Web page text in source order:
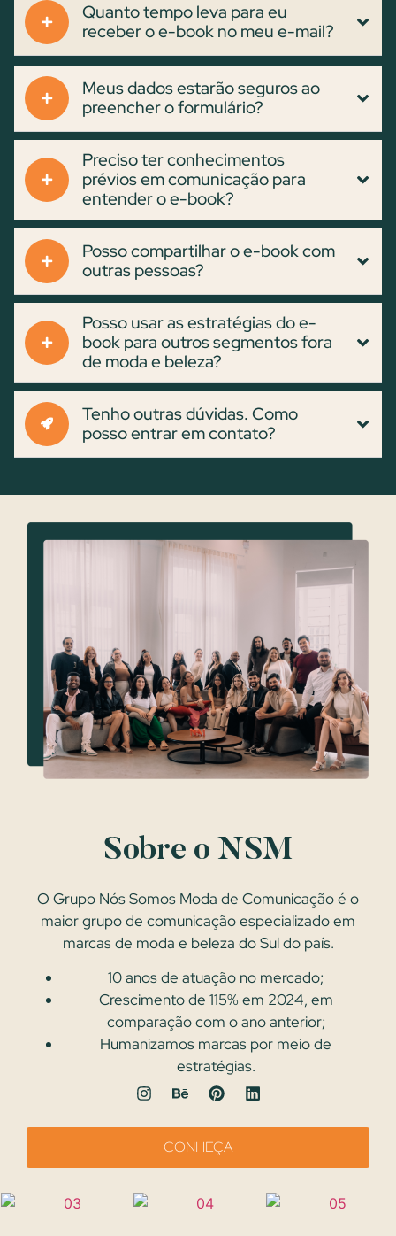
Quanto tempo leva para eu
receber o e-book no meu e-mail?
Meus dados estarão seguros ao
preencher o formulário?
Preciso ter conhecimentos
prévios em comunicação para
entender o e-book?
Posso compartilhar o e-book com
outras pessoas?
Posso usar as estratégias do e-
book para outros segmentos fora
de moda e beleza?
Tenho outras dúvidas. Como
posso entrar em contato?
Sobre o NSM
O Grupo Nós Somos Moda de Comunicação é o
maior grupo de comunicação especializado em
marcas de moda e beleza do Sul do país.
10 anos de atuação no mercado;
Crescimento de 115% em 2024, em
comparação com o ano anterior;
Humanizamos marcas por meio de
estratégias.
CONHEÇA